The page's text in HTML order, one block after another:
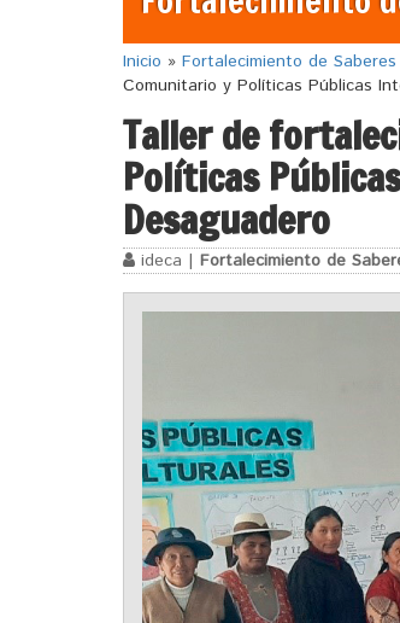
Inicio » Fortalecimiento de Saberes
Comunitario y Políticas Públicas
Taller de
Políticas
Desaguadero
ideca | Fortalecimiento de